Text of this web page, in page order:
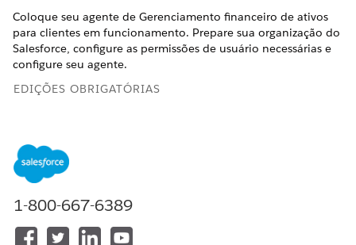
Coloque seu agente de Gerenciamento financeiro de ativos
para clientes em funcionamento. Prepare sua organização do
Salesforce, configure as permissões de usuário necessárias e
configure seu agente.
EDIÇÕES OBRIGATÓRIAS
Disponível em: Edições
eDeveloper
Automotive ou incluídas na Agentforce 1 Automotive
Edition. Exige que cada usuário tenha o complemento
Agentforce para Automotive para acessar a ação.
1-800-667-6389